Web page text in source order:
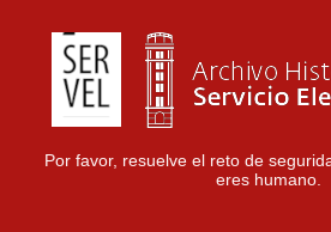
Por favor, resuelve el reto de
eres humano.